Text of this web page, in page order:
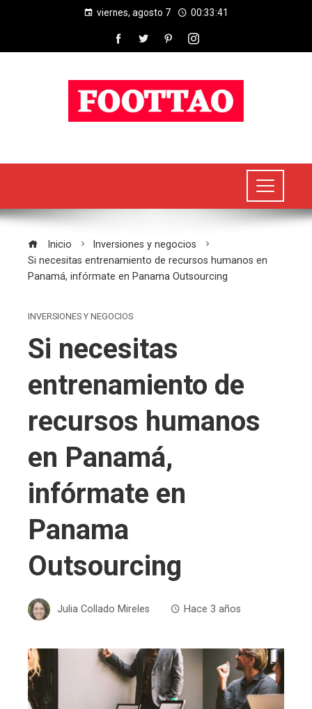
viernes, agosto 7 00:33:42
Inicio
Inversiones y negocios
Si necesitas entrenamiento de recursos humanos en
Panamá, infórmate en Panama Outsourcing
INVERSIONES Y NEGOCIOS
Si necesitas
entrenamiento de
recursos humanos
en Panamá,
infórmate en
Panama
Outsourcing
Julia Collado Mireles Hace 3 años